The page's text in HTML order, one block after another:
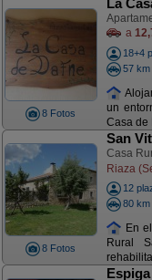
8 Fotos
La
a
18+4
57 km
un
Casa de
8 Fotos
San
Casa
Riaza
12
80 km
En
Rural
Espiga